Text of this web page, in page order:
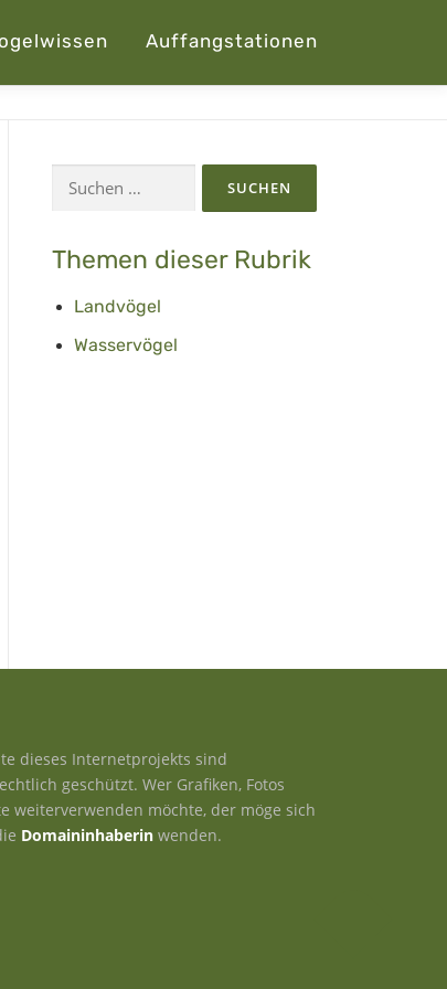
Auffangstationen
nach:
Themen dieser Rubrik
Landvögel
Wasservögel
dieses Internetprojekts sind
geschützt. Wer Grafiken, Fotos
weiterverwenden möchte, der möge sich
Domaininhaberin wenden.